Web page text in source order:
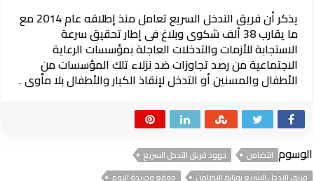
يذكر أن فريق التدخل السريع تعامل منذ إطلاقه عام 2014 مع
ما يقارب 38 ألف شكوى وبلاغ فى إطار تحقيق سرعة
الاستجابة للأزمات والتدخلات العاجلة بمؤسسات الرعاية
الاجتماعية من رصد تجاوزات ضد نزلاء تلك المؤسسات من
الأطفال والمسنين أو التدخل لإنقاذ الكبار والأطفال بلا مأوى .
الوسوم التضامن
جهود فريق التدخل السريع
فريق التدخل السريع بوزارة التضامن
موقع وجريدة اليوم